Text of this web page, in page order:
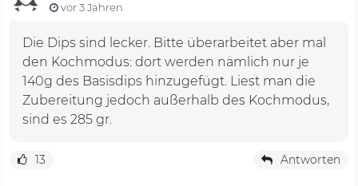
vor 3 Jahren
Die Dips sind lecker. Bitte überarbeitet aber mal
den Kochmodus: dort werden nämlich nur je
140g des Basisdips hinzugefügt. Liest man die
Zubereitung jedoch außerhalb des Kochmodus,
sind es 285 gr.
13 Antworten